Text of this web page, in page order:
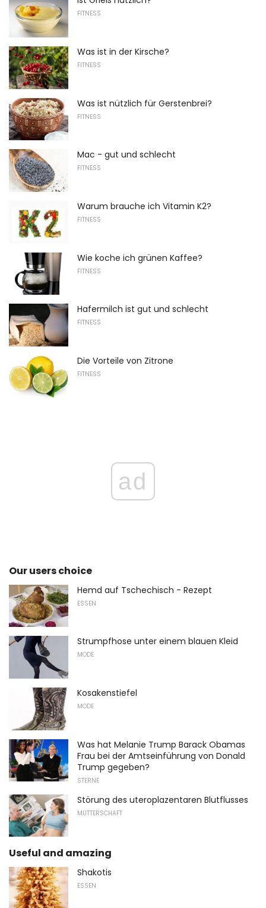
FITNESS
Was ist in der Kirsche?
FITNESS
Was ist nützlich für Gerstenbrei?
FITNESS
Mac - gut und schlecht
FITNESS
Warum brauche ich Vitamin K2?
FITNESS
Wie koche ich grünen Kaffee?
FITNESS
Hafermilch ist gut und schlecht
FITNESS
Die Vorteile von Zitrone
FITNESS
ad
Our users choice
Hemd auf Tschechisch - Rezept
ESSEN
Strumpfhose unter einem blauen Kleid
MODE
Kosakenstiefel
MODE
Was hat Melanie Trump Barack Obamas
Frau bei der Amtseinführung von Donald
Trump gegeben?
STERNE
Störung des uteroplazentaren Blutflusses
MUTTERSCHAFT
Useful and amazing
Shakotis
ESSEN